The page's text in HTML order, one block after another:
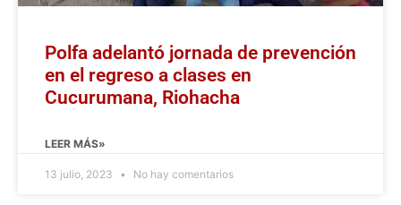
Polfa adelantó jornada de prevención
en el regreso a clases en
Cucurumana, Riohacha
LEER MÁS»
13 julio, 2023 No hay comentarios